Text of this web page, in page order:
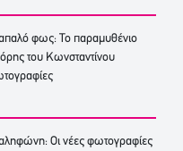
απαλό φως: Το παραμυθένιο
του Κωνσταντίνου
Οι νέες φωτογραφίες